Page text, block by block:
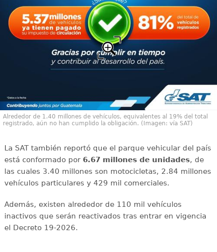
Alrededor de 1.40 millones de vehículos, equivalentes al 19% del total
registrado, aún no han cumplido la obligación. (Imagen: vía SAT)
La SAT también reportó que el parque vehicular del país
está conformado por 6.67 millones de unidades, de
las cuales 3.40 millones son motocicletas, 2.84 millones
vehículos particulares y 429 mil comerciales.
Además, existen alrededor de 110 mil vehículos
inactivos que serán reactivados tras entrar en vigencia
el Decreto 19-2026.